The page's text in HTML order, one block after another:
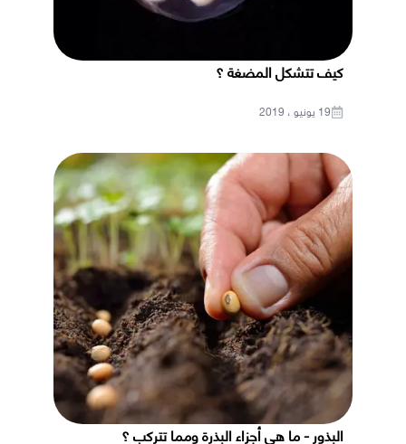
كيف تتشكل المضغة ؟
19 يونيو ، 2019
البذور - ما هي أجزاء البذرة ومما تتركب ؟